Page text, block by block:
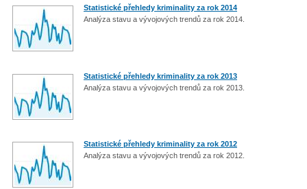
Statistické přehledy kriminality za rok 2014
Analýza stavu a vývojových trendů za rok 2014.
Statistické přehledy kriminality za rok 2013
Analýza stavu a vývojových trendů za rok 2013.
Statistické přehledy kriminality za rok 2012
Analýza stavu a vývojových trendů za rok 2012.